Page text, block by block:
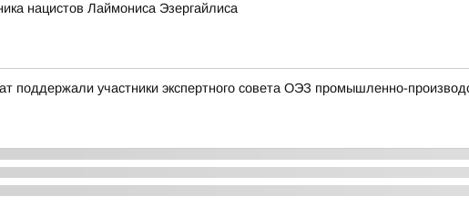
нацистов Лаймониса Эзергайлиса
поддержали участники экспертного совета ОЭЗ промышленно-